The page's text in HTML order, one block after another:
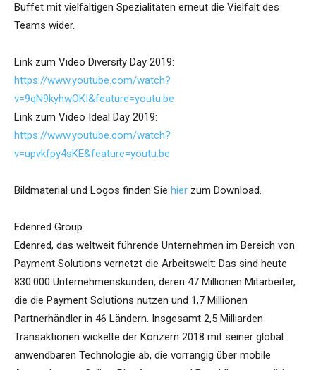
Buffet mit vielfältigen Spezialitäten erneut die Vielfalt des
Teams wider.
Link zum Video Diversity Day 2019:
https://www.youtube.com/watch?
v=9qN9kyhwOKI&feature=youtu.be
Link zum Video Ideal Day 2019:
https://www.youtube.com/watch?
v=upvkfpy4sKE&feature=youtu.be
Bildmaterial und Logos finden Sie hier zum Download.
Edenred Group
Edenred, das weltweit führende Unternehmen im Bereich von
Payment Solutions vernetzt die Arbeitswelt: Das sind heute
830.000 Unternehmenskunden, deren 47 Millionen Mitarbeiter,
die die Payment Solutions nutzen und 1,7 Millionen
Partnerhändler in 46 Ländern. Insgesamt 2,5 Milliarden
Transaktionen wickelte der Konzern 2018 mit seiner global
anwendbaren Technologie ab, die vorrangig über mobile